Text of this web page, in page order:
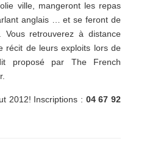
ville, mangeront les repas
anglais … et se feront de
Vous retrouverez à distance
récit de leurs exploits lors de
proposé par The French
2012! Inscriptions : 04 67 92